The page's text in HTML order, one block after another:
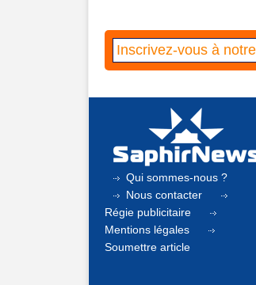
Qui sommes-nous ?
Nous contacter
Régie publicitaire
Mentions légales
Soumettre article